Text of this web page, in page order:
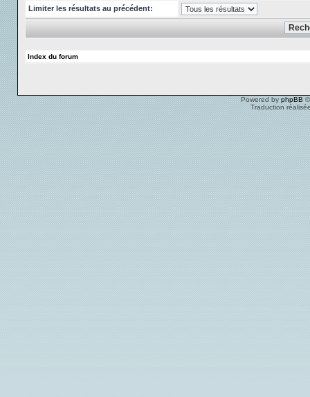
Limiter les résultats au précédent:
Index du forum
Powered by phpBB
Traduction